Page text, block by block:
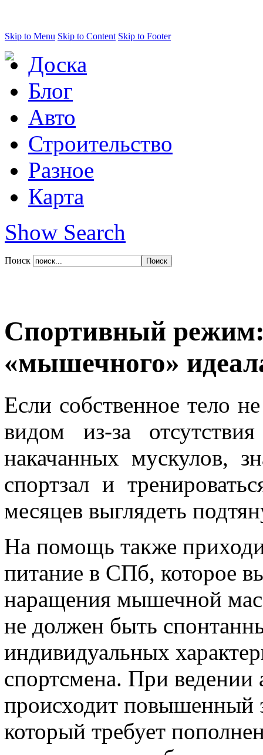
Skip to Menu Skip to Content Skip to Footer
Доска
Блог
Авто
Строительство
Разное
Карта
Show Search
Поиск
Спортивный
«мышечного»
Если собственное тело
видом из-за
накачанных мускулов,
спортзал и
месяцев выглядеть
На помощь также
питание в СПб, которое
наращения мышечной
не должен быть
индивидуальных
спортсмена. При ведении
происходит повышенный
который требует